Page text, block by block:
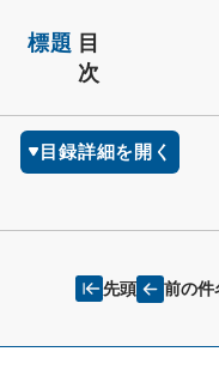
標題 目
次
目録詳細を開く
先頭 前の件